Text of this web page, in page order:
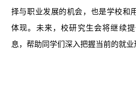
择与职业发展的机会，也是学校和
体现。未来，校研究生会将继续
息，帮助同学们深入把握当前的就业